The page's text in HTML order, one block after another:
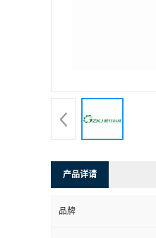
产品详请
品牌